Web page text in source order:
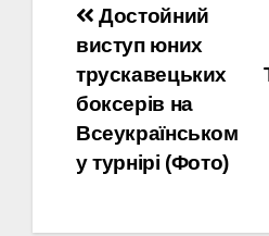
Навігація
записів
Достойний
виступ юних
трускавецьких
боксерів на
Всеукраїнськом
у турнірі (Фото)